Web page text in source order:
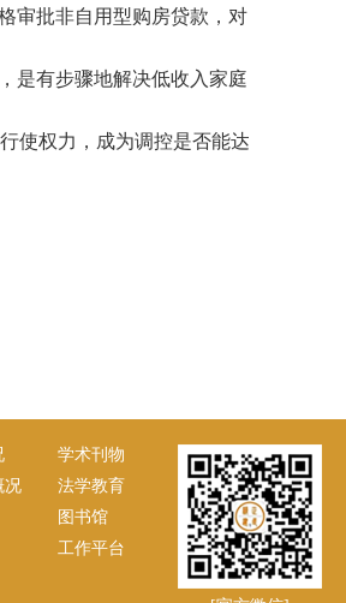
审批非自用型购房贷款，对
是有步骤地解决低收入家庭
使权力，成为调控是否能达
况
学术刊物
法学教育
图书馆
工作平台